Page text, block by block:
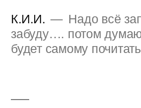
содержимому
К.И.И.
Надо всё
забуду…. потом
будет самому